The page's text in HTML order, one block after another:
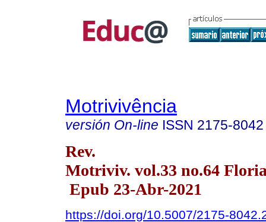
Motrivivência
versión On-line ISSN 2175-8042
Rev.
Motriviv. vol.33 no.64
Epub 23-Abr-2021
https://doi.org/10.5007/2175-